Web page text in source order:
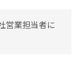
営業担当者に